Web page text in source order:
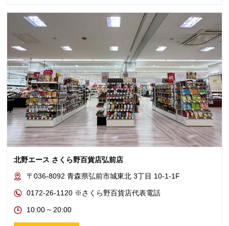
北野エース さくら野百貨店弘前店
〒036-8092 青森県弘前市城東北 3丁目 10-1-1F
0172-26-1120 ※さくら野百貨店代表電話
10:00 ~ 20:00